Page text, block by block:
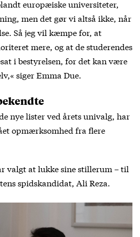
europæiske universiteter,
men det gør vi altså ikke, når
Så jeg vil kæmpe for, at
mere, og at de studerendes
i bestyrelsen, for det kan være
siger Emma Due.
nye lister ved årets univalg, har
opmærksomhed fra flere
valgt at lukke sine stillerum – til
spidskandidat, Ali Reza.